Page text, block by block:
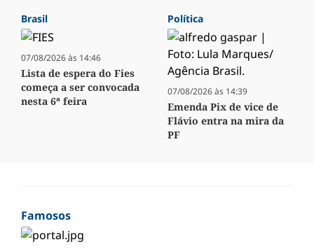
Brasil
07/08/2026 às 14:46
Lista de espera do Fies
começa a ser convocada
nesta 6ª feira
Política
07/08/2026 às 14:39
Emenda Pix de vice de
Flávio entra na mira da
PF
Famosos